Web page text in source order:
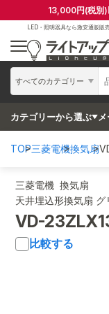
13,000円(税別)
LED・照明器具なら激安通販販
すべてのカテゴリー
カテゴリーから選ぶ
TOP三菱電機換気扇
三菱電機 換気扇
天井埋込形換気扇
VD-
比較する